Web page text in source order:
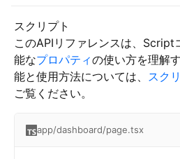
スクリプト
このAPIリファレンスは、Script
能なプロパティの使い方を理解
能と使用方法については、 スク
ご覧ください。
app/dashboard/page.tsx